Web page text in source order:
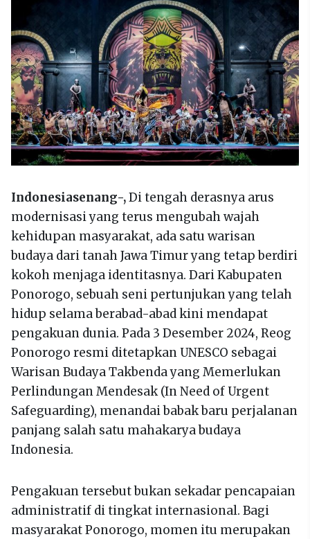
Indonesiasenang-,Di tengah derasnya arus
modernisasi yang terus mengubah wajah
kehidupan masyarakat, ada satu warisan
budaya dari tanah Jawa Timur yang tetap berdiri
kokoh menjaga identitasnya. Dari Kabupaten
Ponorogo, sebuah seni pertunjukan yang telah
hidup selama berabad-abad kini mendapat
pengakuan dunia. Pada 3 Desember 2024, Reog
Ponorogo resmi ditetapkan UNESCO sebagai
Warisan Budaya Takbenda yang Memerlukan
Perlindungan Mendesak (In Need of Urgent
Safeguarding), menandai babak baru perjalanan
panjang salah satu mahakarya budaya
Indonesia.
Pengakuan tersebut bukan sekadar pencapaian
administratif di tingkat internasional. Bagi
masyarakat Ponorogo, momen itu merupakan